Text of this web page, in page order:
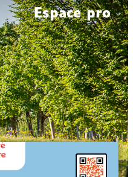
Espace pro